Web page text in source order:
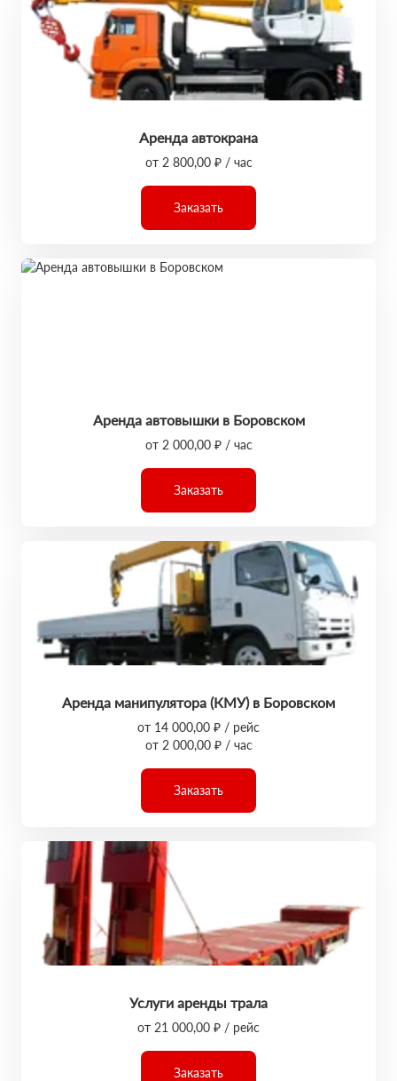
Аренда автокрана
от 2 800,00 ₽ / час
Заказать
Аренда автовышки в Боровском
от 2 000,00 ₽ / час
Заказать
Аренда манипулятора (КМУ) в Боровском
от 14 000,00 ₽ / рейс
от 2 000,00 ₽ / час
Заказать
Услуги аренды трала
от 21 000,00 ₽ / рейс
Заказать